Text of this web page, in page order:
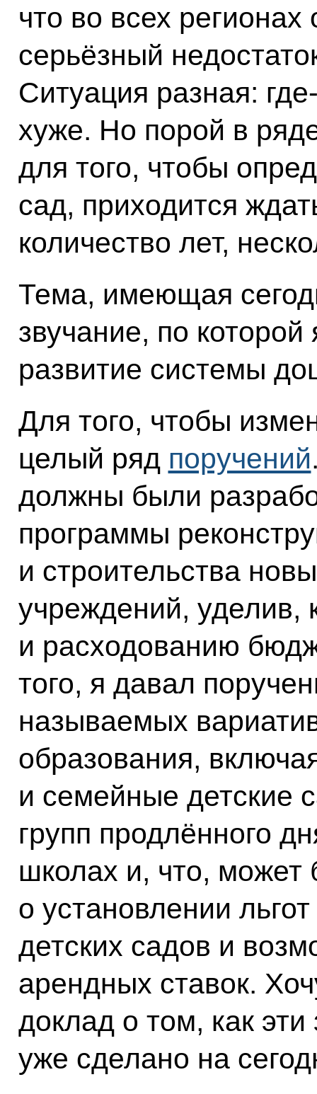
что во всех
серьёзный
Ситуация разная:
хуже. Но порой в
для того, чтобы
сад, приходится
количество лет,
Тема, имеющая
звучание, по
развитие системы
Для того, чтобы
целый ряд поручений
должны были
программы
и строительства
учреждений, уделив,
и расходованию
того, я давал
называемых
образования,
и семейные детские
групп продлённого
школах и, что,
о установлении
детских садов и
арендных ставок.
доклад о том, как
уже сделано на